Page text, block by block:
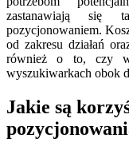
zastanawiają się
pozycjonowaniem.
od zakresu działań
również o to, czy
wyszukiwarkach obok
Jakie są